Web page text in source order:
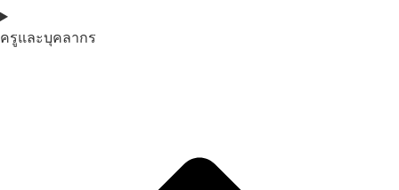
ครูและบุคลากร